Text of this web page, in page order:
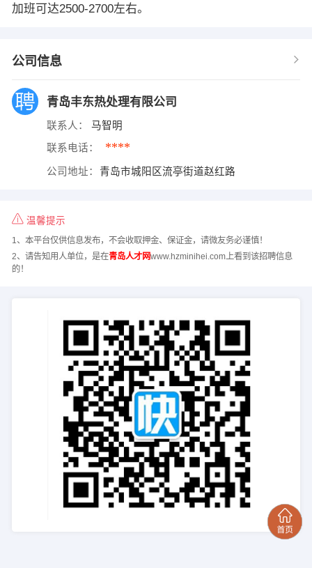
加班可达2500-2700左右。
公司信息
青岛丰东热处理有限公司
联系人： 马智明
联系电话： ****
公司地址： 青岛市城阳区流亭街道赵红路
温馨提示
1、本平台仅供信息发布，不会收取押金、保证金，请微友务必谨慎！
2、请告知用人单位，是在青岛人才网www.hzminihei.com上看到该招聘信息
的！